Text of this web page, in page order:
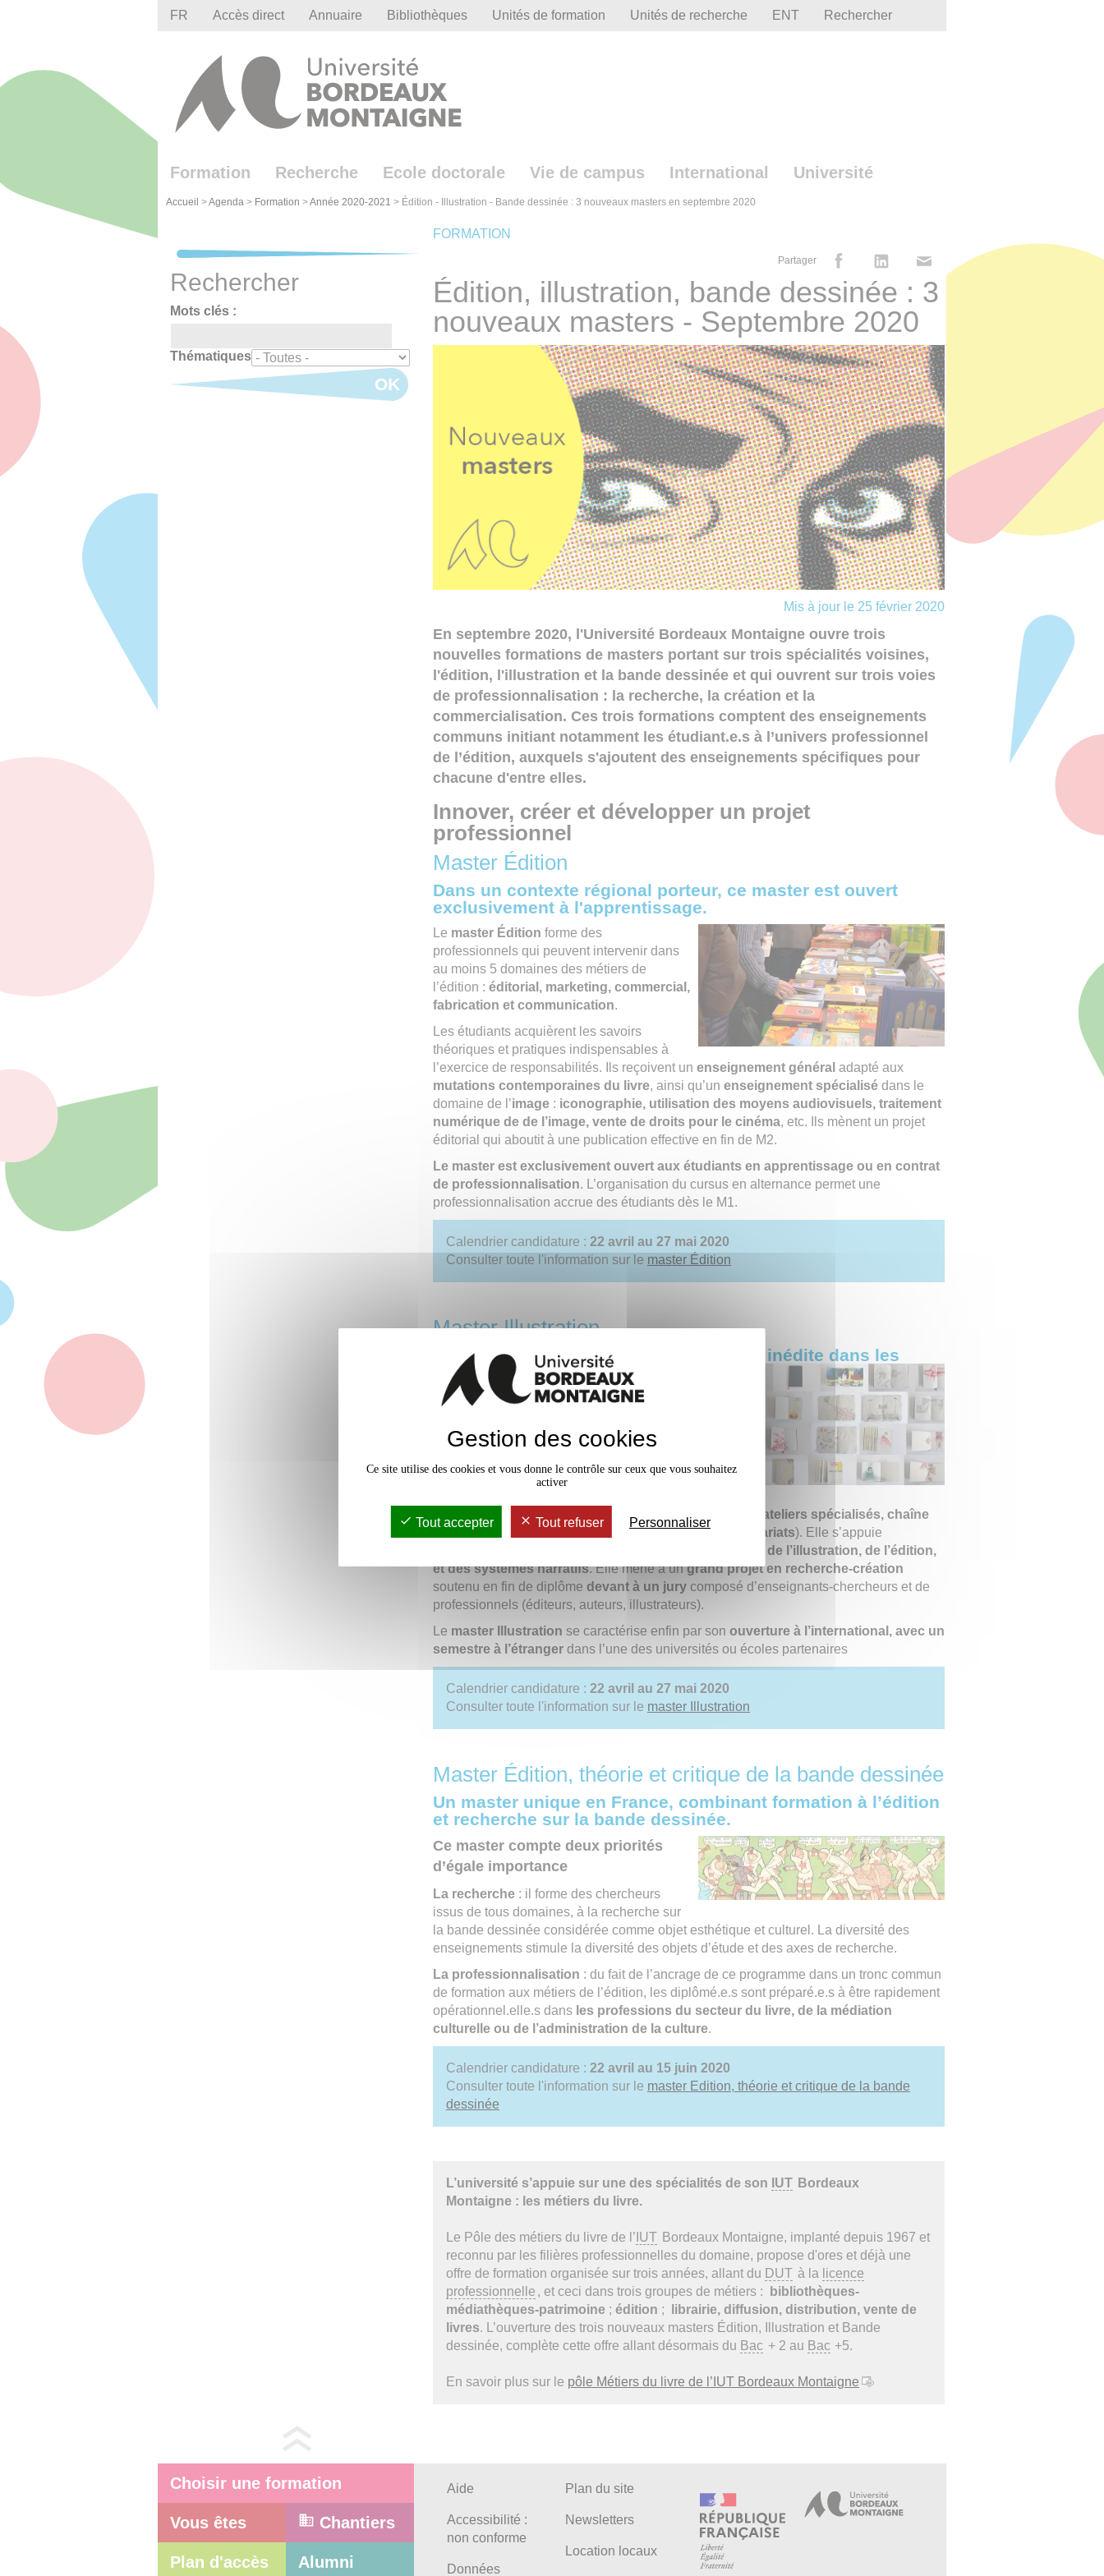
FR Accès direct Annuaire Bibliothèques Unités de formation Unités de recherche ENT Rechercher
Formation Recherche Ecole doctorale Vie de campus International Université
Accueil >Agenda > Formation >Année 2020-2021 > Édition - Illustration - Bande dessinée : 3 nouveaux masters en septembre 2020
FORMATION
Partager
Édition, illustration, bande dessinée : 3
nouveaux masters - Septembre 2020
Mis à jour le 25 février 2020
En septembre 2020, l'Université Bordeaux Montaigne ouvre trois
nouvelles formations de masters portant sur trois spécialités voisines,
l'édition, l'illustration et la bande dessinée et qui ouvrent sur trois voies
de professionnalisation : la recherche, la création et la
commercialisation. Ces trois formations comptent des enseignements
communs initiant notamment les étudiant.e.s à l’univers professionnel
de l’édition, auxquels s'ajoutent des enseignements spécifiques pour
chacune d'entre elles.
Innover, créer et développer un projet
professionnel
Master Édition
Dans un contexte régional porteur, ce master est ouvert
exclusivement à l'apprentissage.
Le master Édition forme des
professionnels qui peuvent intervenir dans
au moins 5 domaines des métiers de
l’édition : éditorial, marketing, commercial,
fabrication et communication.
Les étudiants acquièrent les savoirs
théoriques et pratiques indispensables à
l’exercice de responsabilités. Ils reçoivent un enseignement général adapté aux
mutations contemporaines du livre, ainsi qu’un enseignement spécialisédans le
domaine de l’image: iconographie, utilisation des moyens audiovisuels, traitement
numérique de de l’image, vente de droits pour le cinéma, etc. Ils mènent un projet
éditorial qui aboutit à une publication effective en fin de M2.
Le master est exclusivement ouvert aux étudiants en apprentissage ou en contrat
de professionnalisation. L’organisation du cursus en alternance permet une
professionnalisation accrue des étudiants dès le M1.
Calendrier candidature : 22 avril au 27 mai 2020
Consulter toute l'information sur le master Édition
Master Illustration
Le master Illustration est une formation inédite dans les
universités françaises.
Il forme desprofessionnels de l’image
secteur dans les domaines de l’art, de la
(albums jeunesse, web et multimédia,
presse et communication, design
La formation est centrée sur des
recherches pratiques
ateliers spécialisés, chaîne
graphique
) et des appels à projet (commandes partenariats). Elle s’appuie
histoire de l’illustration, de l’édition,
et des systèmes narratifs. Elle mène à ungrand projet en recherche-création
soutenu en fin de diplôme devant à un jurycomposé d’enseignants-chercheurs et de
professionnels (éditeurs, auteurs, illustrateurs).
Le master Illustration se caractérise enfin par son ouverture à l’international, avec un
semestre à l’étrangerdans l’une des universités ou écoles partenaires
Calendrier candidature : 22 avril au 27 mai 2020
Consulter toute l'information sur le master Illustration
Master Édition, théorie et critique de la bande dessinée
Un master unique en France, combinant formation à l’édition
et recherche sur la bande dessinée.
Ce master compte deux priorités
d’égale importance
La recherche: il forme des chercheurs
issus de tous domaines, à la recherche sur
la bande dessinée considérée comme objet esthétique et culturel. La diversité des
enseignements stimule la diversité des objets d’étude et des axes de recherche.
La professionnalisation : du fait de l’ancrage de ce programme dans un tronc commun
de formation aux métiers de l’édition, les diplômé.e.s sont préparé.e.s à être rapidement
opérationnel.elle.s dans les professions du secteur du livre, de la médiation
culturelle ou de l’administration de la culture.
Calendrier candidature : 22 avril au 15 juin 2020
Consulter toute l'information sur le master Edition, théorie et critique de la bande
dessinée
L’université s’appuie sur une des spécialités de son IUT Bordeaux
Montaigne : les métiers du livre.
Le Pôle des métiers du livre de l’ IUT Bordeaux Montaigne, implanté depuis 1967 et
reconnu par les filières professionnelles du domaine, propose d'ores et déjà une
offre de formation organisée sur trois années, allant du DUT à la licence
professionnelle , et ceci dans trois groupes de métiers :
bibliothèques-
médiathèques-patrimoine; édition ;
librairie, diffusion, distribution, vente de
livres. L’ouverture des trois nouveaux masters Édition, Illustration et Bande
dessinée, complète cette offre allant désormais du Bac + 2 au Bac +5.
En savoir plus sur le pôle Métiers du livre de l’IUT Bordeaux Montaigne
Rechercher
Mots clés :
Thématiques
OK
Choisir une formation
Vous êtes Chantiers
Plan d'accès Alumni
Aide
Accessibilité :
non conforme
Données
Plan du site
Newsletters
Location locaux
Gestion des cookies
Ce site utilise des cookies et vous donne le contrôle sur ceux que vous souhaitez
activer
Tout accepter Tout refuser Personnaliser